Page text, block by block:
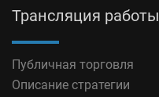
Трансляция работы
Публичная торговля
Описание стратегии